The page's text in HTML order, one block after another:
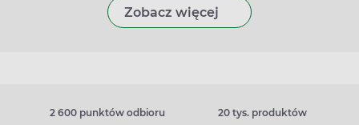
Zobacz więcej
2 600 punktów odbioru 20 tys. produktów